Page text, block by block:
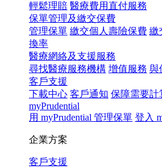
輕鬆理賠 醫療費用直付服務
保單管理及繳交保費
管理保單 繳交個人壽險保費 繳
換率
醫療網絡及支援服務
尋找醫療服務機構 增值服務 與
客戶支援
下載中心 客戶通知 保障需要計
myPrudential
用 myPrudential 管理保單 登入
企業方案
客戶支援